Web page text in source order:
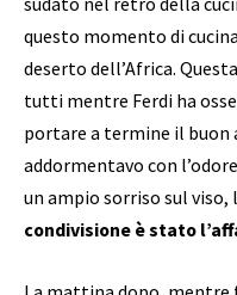
questo momento di
deserto dell’Africa.
tutti mentre Ferdi ha
portare a termine il buon
addormentavo con
un ampio sorriso sul viso,
condivisione è stato